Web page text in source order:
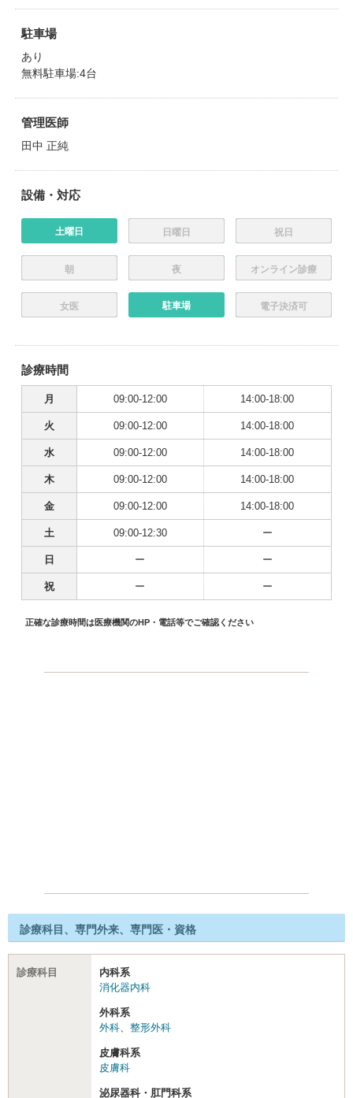
駐車場
あり
無料駐車場:4台
管理医師
田中 正純
設備・対応
土曜日 日曜日 祝日
朝 夜 オンライン診療
女医 駐車場 電子決済可
診療時間
月 09:00-12:00 14:00-18:00
火 09:00-12:00 14:00-18:00
水 09:00-12:00 14:00-18:00
木 09:00-12:00 14:00-18:00
金 09:00-12:00 14:00-18:00
土 09:00-12:30 ー
日 ー ー
祝 ー ー
正確な診療時間は医療機関のHP・電話等でご確認ください
診療科目、専門外来、専門医・資格
診療科目
内科系
消化器内科
外科系
外科、 整形外科
皮膚科系
皮膚科
泌尿器科・肛門科系